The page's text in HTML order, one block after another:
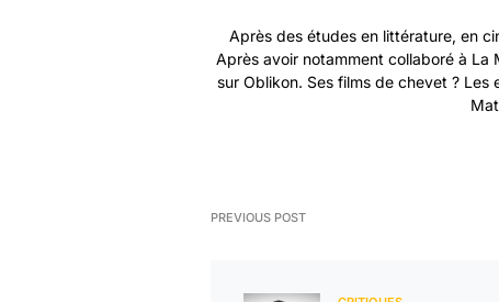
Après des études en littérature, en
Après avoir notamment collaboré à La
sur Oblikon. Ses films de chevet ?
PREVIOUS POST